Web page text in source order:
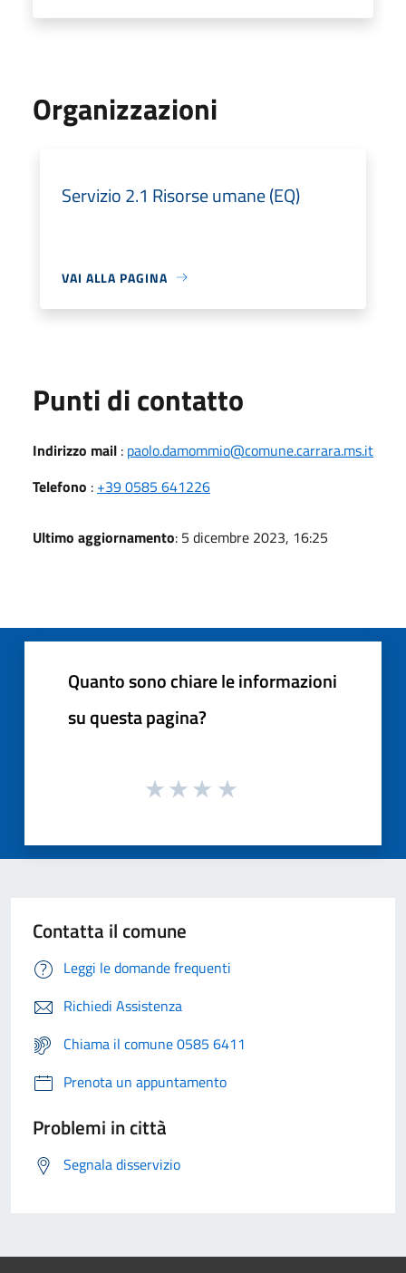
Organizzazioni
Servizio 2.1 Risorse umane (EQ)
VAI ALLA PAGINA
Punti di contatto
Indirizzo mail : paolo.damommio@comune.carrara.ms.it
Telefono : +39 0585 641226
Ultimo aggiornamento: 5 dicembre 2023, 16:25
Quanto sono chiare le informazioni
su questa pagina?
Contatta il comune
Leggi le domande frequenti
Richiedi Assistenza
Chiama il comune 0585 6411
Prenota un appuntamento
Problemi in città
Segnala disservizio